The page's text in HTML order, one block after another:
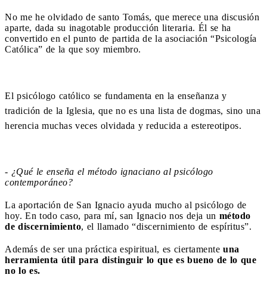
No me he olvidado de santo Tomás, que merece una discusión
aparte, dada su inagotable producción literaria. Él se ha
convertido en el punto de partida de la asociación “Psicología
Católica” de la que soy miembro.
El psicólogo católico se fundamenta en la enseñanza y
tradición de la Iglesia, que no es una lista de dogmas, sino una
herencia muchas veces olvidada y reducida a estereotipos.
- ¿Qué le enseña el método ignaciano al psicólogo
contemporáneo?
La aportación de San Ignacio ayuda mucho al psicólogo de
hoy. En todo caso, para mí, san Ignacio nos deja un método
de discernimiento, el llamado “discernimiento de espíritus”.
Además de ser una práctica espiritual, es ciertamente una
herramienta útil para distinguir lo que es bueno de lo que
no lo es.